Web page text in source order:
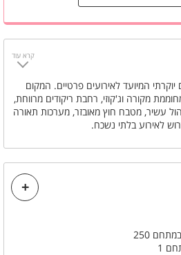
המיועד לאירועים פרטיים. המקום
מקורה וג'קוזי, רחבת ריקודים מרווחת,
עשיר, מטבח חוץ מאובזר, מערכות תאורה
לאירוע בלתי נשכח.
קרא עוד
250
1